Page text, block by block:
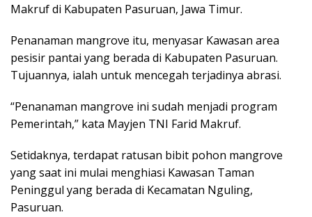
Makruf di Kabupaten Pasuruan, Jawa Timur.
Penanaman mangrove itu, menyasar Kawasan area
pesisir pantai yang berada di Kabupaten Pasuruan.
Tujuannya, ialah untuk mencegah terjadinya abrasi.
“Penanaman mangrove ini sudah menjadi program
Pemerintah,” kata Mayjen TNI Farid Makruf.
Setidaknya, terdapat ratusan bibit pohon mangrove
yang saat ini mulai menghiasi Kawasan Taman
Peninggul yang berada di Kecamatan Nguling,
Pasuruan.